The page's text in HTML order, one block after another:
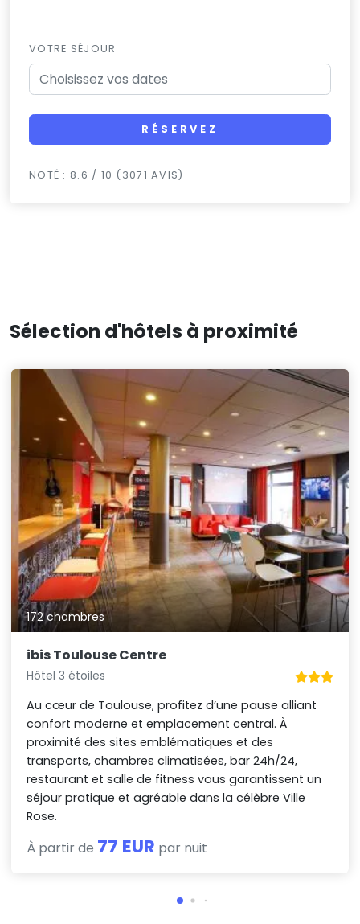
VOTRE SÉJOUR
RÉSERVEZ
NOTÉ : 8.6 / 10 (3071 AVIS)
Sélection d'hôtels à proximité
172 chambres
ibis Toulouse Centre
Hôtel 3 étoiles
Au cœur de Toulouse, profitez d’une pause alliant
confort moderne et emplacement central. À
proximité des sites emblématiques et des
transports, chambres climatisées, bar 24h/24,
restaurant et salle de fitness vous garantissent un
séjour pratique et agréable dans la célèbre Ville
Rose.
À partir de 77 EUR par nuit